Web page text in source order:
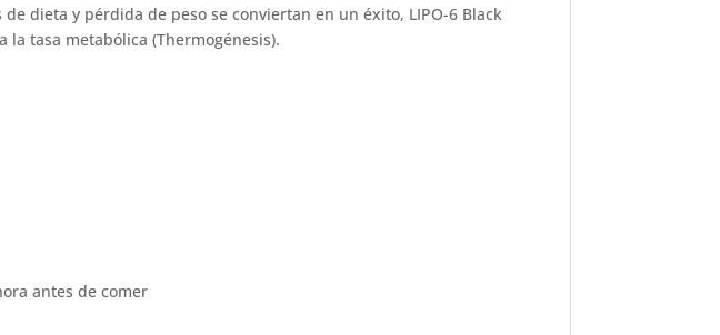
dieta y pérdida de peso se conviertan en un éxito, LIPO-6 Black
tasa metabólica (Thermogénesis).
antes de comer